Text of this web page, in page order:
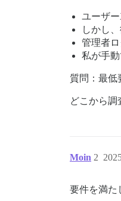
ユーザ
しかし
管理者
私が手
質問：最低
どこから調
Moin 2
要件を満た